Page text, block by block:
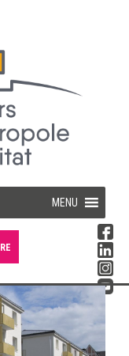
MENU
propriétaire